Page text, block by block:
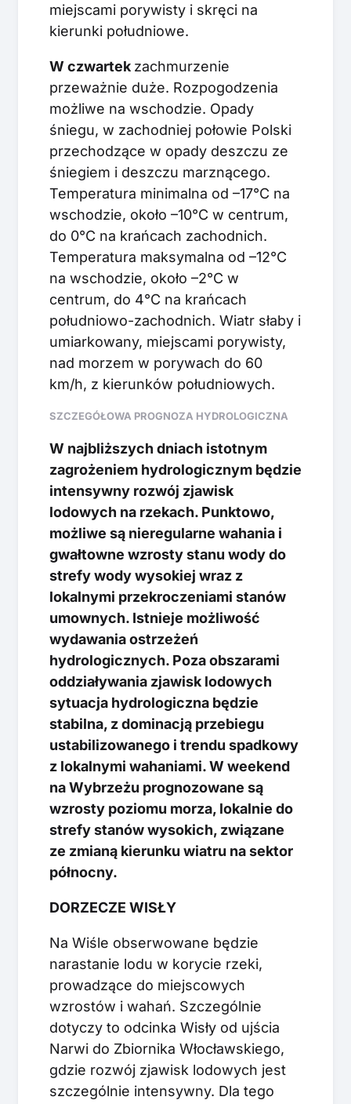
miejscami porywisty i skręci na
kierunki południowe.
W czwartek zachmurzenie
przeważnie duże. Rozpogodzenia
możliwe na wschodzie. Opady
śniegu, w zachodniej połowie Polski
przechodzące w opady deszczu ze
śniegiem i deszczu marznącego.
Temperatura minimalna od –17°C na
wschodzie, około –10°C w centrum,
do 0°C na krańcach zachodnich.
Temperatura maksymalna od –12°C
na wschodzie, około –2°C w
centrum, do 4°C na krańcach
południowo-zachodnich. Wiatr słaby i
umiarkowany, miejscami porywisty,
nad morzem w porywach do 60
km/h, z kierunków południowych.
SZCZEGÓŁOWA PROGNOZA HYDROLOGICZNA
W najbliższych dniach istotnym
zagrożeniem hydrologicznym będzie
intensywny rozwój zjawisk
lodowych na rzekach. Punktowo,
możliwe są nieregularne wahania i
gwałtowne wzrosty stanu wody do
strefy wody wysokiej wraz z
lokalnymi przekroczeniami stanów
umownych. Istnieje możliwość
wydawania ostrzeżeń
hydrologicznych. Poza obszarami
oddziaływania zjawisk lodowych
sytuacja hydrologiczna będzie
stabilna, z dominacją przebiegu
ustabilizowanego i trendu spadkowy
z lokalnymi wahaniami. W weekend
na Wybrzeżu prognozowane są
wzrosty poziomu morza, lokalnie do
strefy stanów wysokich, związane
ze zmianą kierunku wiatru na sektor
północny.
DORZECZE WISŁY
Na Wiśle obserwowane będzie
narastanie lodu w korycie rzeki,
prowadzące do miejscowych
wzrostów i wahań. Szczególnie
dotyczy to odcinka Wisły od ujścia
Narwi do Zbiornika Włocławskiego,
gdzie rozwój zjawisk lodowych jest
szczególnie intensywny. Dla tego